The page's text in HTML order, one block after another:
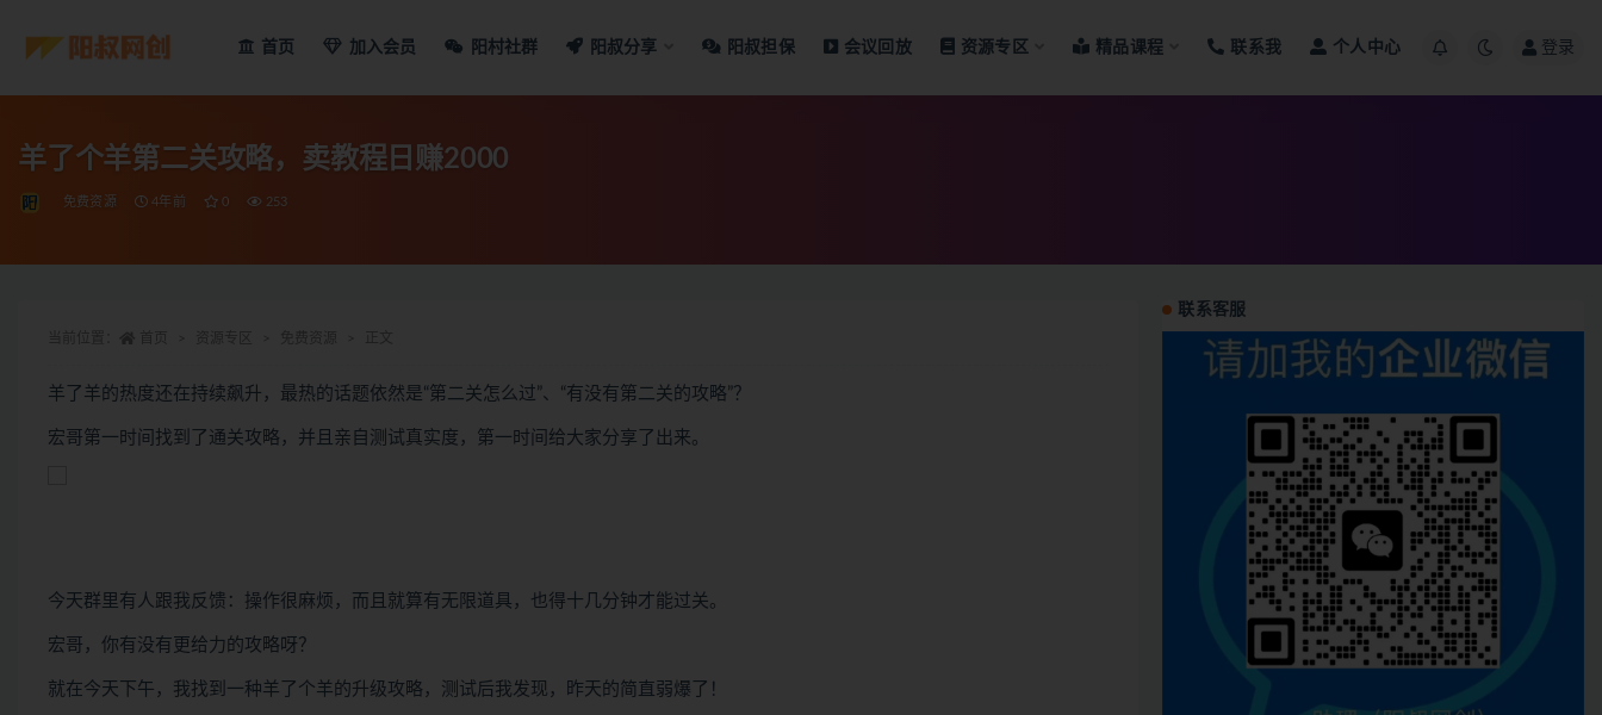
首页 加入会员 阳村社群 阳叔分享 阳叔担保 会议回放 资源专区 精品课程 联系我 个人中心 登录
羊了个羊第二关攻略，卖教程日赚2000
免费资源 4年前 0 253
羊了羊的热度还在持续飙升，最热的话题依然是“第二关怎么过”、“有没有第二关的攻略”？
宏哥第一时间找到了通关攻略，并且亲自测试真实度，第一时间给大家分享了出来。
今天群里有人跟我反馈：操作很麻烦，而且就算有无限道具，也得十几分钟才能过关。
宏哥，你有没有更给力的攻略呀？
就在今天下午，我找到一种羊了个羊的升级攻略，测试后我发现，昨天的简直弱爆了！
联系客服